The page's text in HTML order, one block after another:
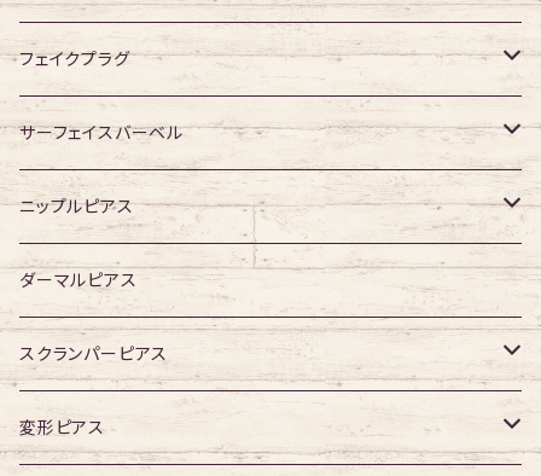
ジュエル有り
ジュエル無し
ジュエル有り
ジュエル有り
ジュエル無し
ジュエル有り
フェイクプラグ
ジュエル無し
ジュエル有り
サーフェイスバーベル
ジュエル無し
ジュエル有り
ニップルピアス
ジュエル無し
ジュエル有り
ダーマルピアス
スクランパーピアス
16G
変形ピアス